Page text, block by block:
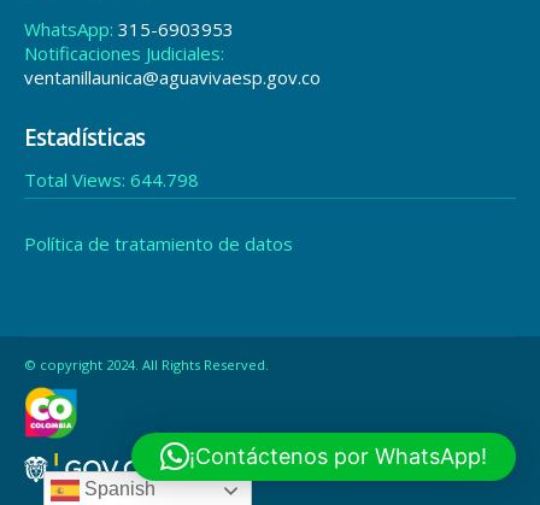
WhatsApp: 315-6903953
Notificaciones Judiciales:
ventanillaunica@aguavivaesp.gov.co
Estadísticas
Total Views: 644.798
Política de tratamiento de datos
© copyright 2024. All Rights Reserved.
Spanish
¡Contáctenos por WhatsApp!